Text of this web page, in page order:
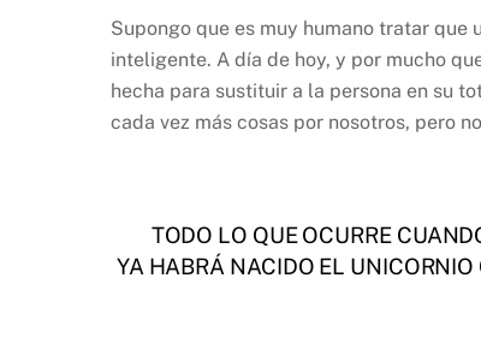
Supongo que es muy humano tratar que
inteligente. A día de hoy, y por mucho
hecha para sustituir a la persona en su
cada vez más cosas por nosotros, pero
TODO LO QUE OCURRE
YA HABRÁ NACIDO EL